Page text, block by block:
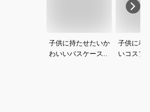
子供に持たせたいか
わいいパスケースの
子供に着
いコスプ